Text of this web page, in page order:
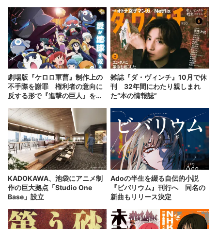
劇場版『ケロロ軍曹』制作上の
不手際を謝罪 権利者の意向に
反する形で『進撃の巨人』をパ
雑誌『ダ・ヴィンチ』10月で休
刊 32年間にわたり親しまれ
た“本の情報誌”
KADOKAWA、池袋にアニメ制
作の巨大拠点「Studio One
Base」設立
Adoの半生を綴る自伝的小説
『ビバリウム』刊行へ 同名の
新曲もリリース決定